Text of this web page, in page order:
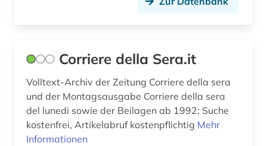
Corriere della Sera.it
Volltext-Archiv der Zeitung Corriere della sera
und der Montagsausgabe Corriere della sera
del lunedi sowie der Beilagen ab 1992; Suche
kostenfrei, Artikelabruf kostenpflichtig Mehr
Informationen